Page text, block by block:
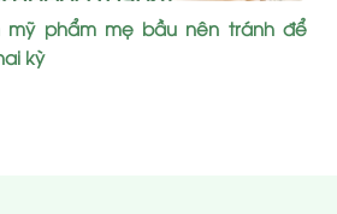
mỹ phẩm mẹ bầu nên tránh để
kỳ